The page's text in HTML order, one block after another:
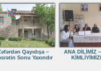
Qayıdışa –
Sonu Yaxındır
ANA DİLİMİZ